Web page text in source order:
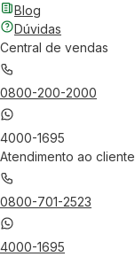
Blog
Dúvidas
Central de vendas
0800-200-2000
4000-1695
Atendimento ao cliente
0800-701-2523
4000-1695